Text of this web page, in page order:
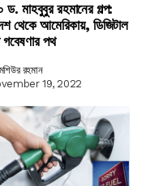
মাহবুবুর রহমানের গল্প:
থেকে আমেরিকায়, ডিজিটাল
পথ
রহমান
19, 2022